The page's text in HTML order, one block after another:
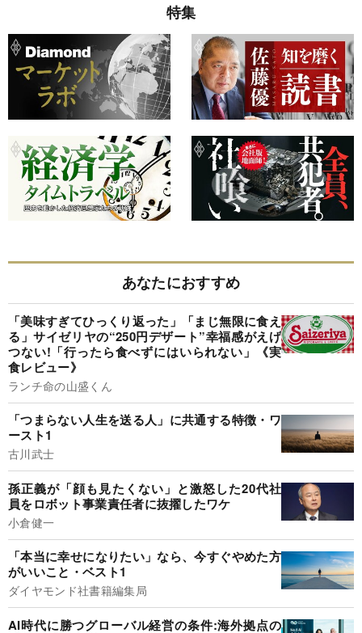
特集
あなたにおすすめ
「美味すぎてひっくり返った」「まじ無限に食え
る」サイゼリヤの“250円デザート”幸福感がえげ
つない!「行ったら食べずにはいられない」《実
食レビュー》
ランチ命の山盛くん
「つまらない人生を送る人」に共通する特徴・ワ
ースト1
古川武士
孫正義が「顔も見たくない」と激怒した20代社
員をロボット事業責任者に抜擢したワケ
小倉健一
「本当に幸せになりたい」なら、今すぐやめた方
がいいこと・ベスト1
ダイヤモンド社書籍編集局
AI時代に勝つグローバル経営の条件:海外拠点の